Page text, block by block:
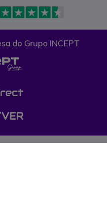
do Grupo INCEPT